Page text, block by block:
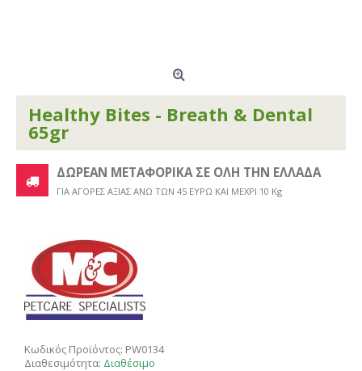
Healthy Bites - Breath & Dental
65gr
ΔΩΡΕΑΝ ΜΕΤΑΦΟΡΙΚΑ ΣΕ ΟΛΗ ΤΗΝ ΕΛΛΑΔΑ
ΓΙΑ ΑΓΟΡΕΣ ΑΞΙΑΣ ΑΝΩ ΤΩΝ 45 ΕΥΡΩ ΚΑΙ ΜΕΧΡΙ 10 Kg
Κωδικός Προϊόντος: PW0134
Διαθεσιμότητα: Διαθέσιμο